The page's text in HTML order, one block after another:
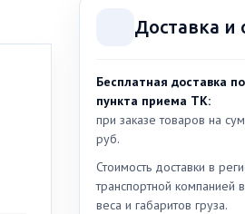
Доставка и
Бесплатная доставка
пункта приема ТК:
при заказе товаров на
руб.
Стоимость доставки в
транспортной компанией
веса и габаритов груза.